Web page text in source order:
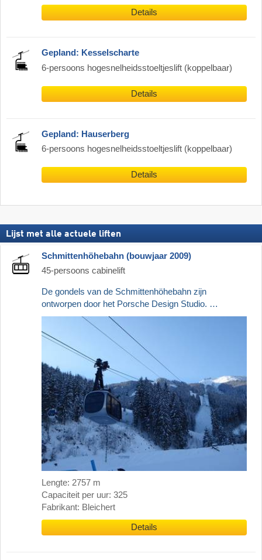
Details
Gepland: Kesselscharte
6-persoons hogesnelheidsstoeltjeslift (koppelbaar)
Details
Gepland: Hauserberg
6-persoons hogesnelheidsstoeltjeslift (koppelbaar)
Details
Lijst met alle actuele liften
Schmittenhöhebahn (bouwjaar 2009)
45-persoons cabinelift
De gondels van de Schmittenhöhebahn zijn
ontworpen door het Porsche Design Studio. …
Lengte: 2757 m
Capaciteit per uur: 325
Fabrikant: Bleichert
Details